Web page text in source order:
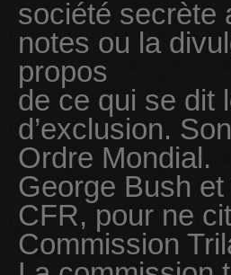
société secrète
notes ou la
propos
de ce qui se dit
d’exclusion.
Ordre Mondial.
George Bush
CFR, pour ne
Commission